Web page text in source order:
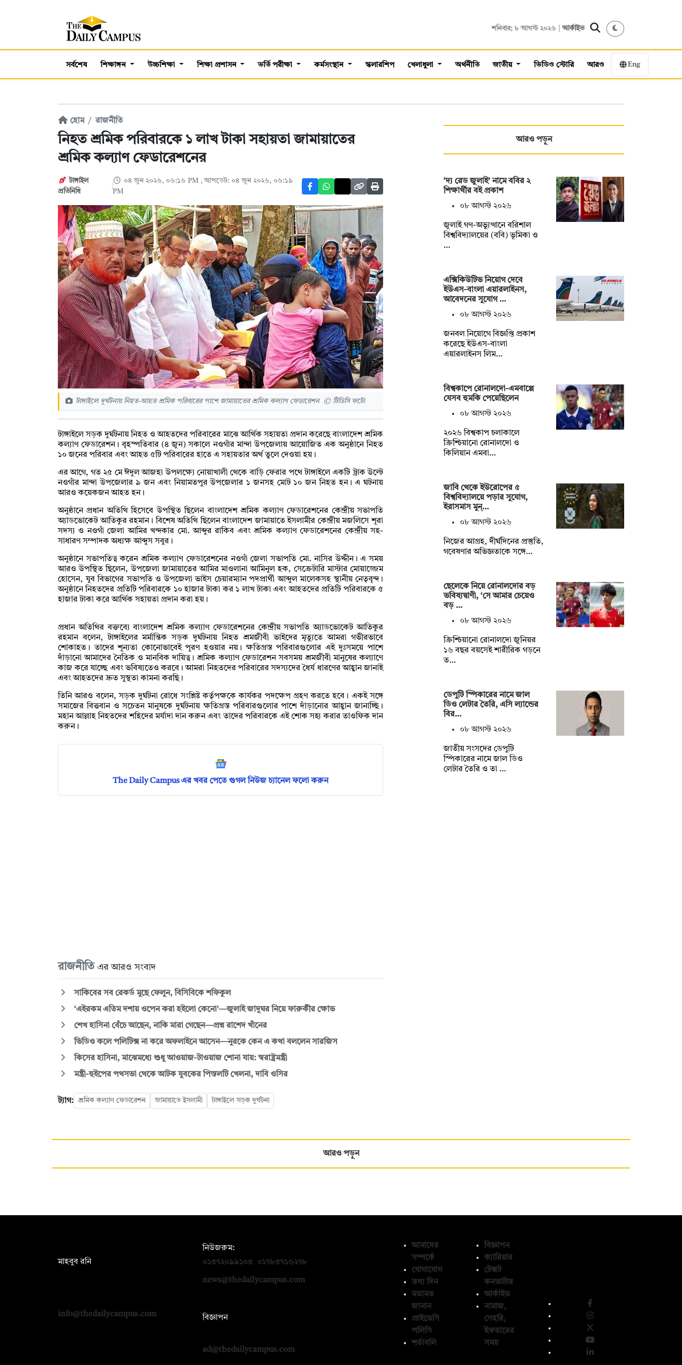
শনিবার; ৮ আগস্ট ২০২৬ |আর্কাইভ
সর্বশেষ শিক্ষাঙ্গন উচ্চশিক্ষা শিক্ষা প্রশাসন ভর্তি পরীক্ষা কর্মসংস্থান স্কলারশিপ খেলাধুলা অর্থনীতি জাতীয় ভিডিও স্টোরি আরও Eng
হোম রাজনীতি
নিহত শ্রমিক পরিবারকে ১ লাখ টাকা সহায়তা জামায়াতের
শ্রমিক কল্যাণ ফেডারেশনের
টাঙ্গাইল
প্রতিনিধি
০৪ জুন ২০২৬, ০৬:১৬ PM , আপডেট: ০৪ জুন ২০২৬, ০৬:১৯
PM
টাঙ্গাইলে দুর্ঘটনায় নিহত-আহত শ্রমিক পরিবারের পাশে জামায়াতের শ্রমিক কল্যাণ ফেডারেশন © টিডিসি ফটো
টাঙ্গাইলে সড়ক দুর্ঘটনায় নিহত ও আহতদের পরিবারের মাঝে আর্থিক সহায়তা প্রদান করেছে বাংলাদেশ শ্রমিক
কল্যাণ ফেডারেশন। বৃহস্পতিবার (৪ জুন) সকালে নওগাঁর মান্দা উপজেলায় আয়োজিত এক অনুষ্ঠানে নিহত
১০ জনের পরিবার এবং আহত ৫টি পরিবারের হাতে এ সহায়তার অর্থ তুলে দেওয়া হয়।
এর আগে, গত ২৫ মে ঈদুল আজহা উপলক্ষ্যে নোয়াখালী থেকে বাড়ি ফেরার পথে টাঙ্গাইলে একটি ট্রাক উল্টে
নওগাঁর মান্দা উপজেলার ৯ জন এবং নিয়ামতপুর উপজেলার ১ জনসহ মোট ১০ জন নিহত হন। এ ঘটনায়
আরও কয়েকজন আহত হন।
অনুষ্ঠানে প্রধান অতিথি হিসেবে উপস্থিত ছিলেন বাংলাদেশ শ্রমিক কল্যাণ ফেডারেশনের কেন্দ্রীয় সভাপতি
অ্যাডভোকেট আতিকুর রহমান। বিশেষ অতিথি ছিলেন বাংলাদেশ জামায়াতে ইসলামীর কেন্দ্রীয় মজলিসে শূরা
সদস্য ও নওগাঁ জেলা আমির খন্দকার মো. আব্দুর রাকিব এবং শ্রমিক কল্যাণ ফেডারেশনের কেন্দ্রীয় সহ-
সাধারণ সম্পাদক অধ্যক্ষ আব্দুস সবুর।
অনুষ্ঠানে সভাপতিত্ব করেন শ্রমিক কল্যাণ ফেডারেশনের নওগাঁ জেলা সভাপতি মো. নাসির উদ্দীন। এ সময়
আরও উপস্থিত ছিলেন, উপজেলা জামায়াতের আমির মাওলানা আমিনুল হক, সেক্রেটারি মাস্টার মোয়াজ্জেম
হোসেন, যুব বিভাগের সভাপতি ও উপজেলা ভাইস চেয়ারম্যান পদপ্রার্থী আব্দুল মালেকসহ স্থানীয় নেতৃবৃন্দ।
অনুষ্ঠানে নিহতদের প্রতিটি পরিবারকে ১০ হাজার টাকা কর ১ লাখ টাকা এবং আহতদের প্রতিটি পরিবারকে ৫
হাজার টাকা করে আর্থিক সহায়তা প্রদান করা হয়।
প্রধান অতিথির বক্তব্যে বাংলাদেশ শ্রমিক কল্যাণ ফেডারেশনের কেন্দ্রীয় সভাপতি অ্যাডভোকেট আতিকুর
রহমান বলেন, টাঙ্গাইলের মর্মান্তিক সড়ক দুর্ঘটনায় নিহত শ্রমজীবী ভাইদের মৃত্যুতে আমরা গভীরভাবে
শোকাহত। তাদের শূন্যতা কোনোভাবেই পূরণ হওয়ার নয়। ক্ষতিগ্রস্ত পরিবারগুলোর এই দুঃসময়ে পাশে
দাঁড়ানো আমাদের নৈতিক ও মানবিক দায়িত্ব। শ্রমিক কল্যাণ ফেডারেশন সবসময় শ্রমজীবী মানুষের কল্যাণে
কাজ করে যাচ্ছে এবং ভবিষ্যতেও করবে। আমরা নিহতদের পরিবারের সদস্যদের ধৈর্য ধারণের আহ্বান জানাই
এবং আহতদের দ্রুত সুস্থতা কামনা করছি।
তিনি আরও বলেন, সড়ক দুর্ঘটনা রোধে সংশ্লিষ্ট কর্তৃপক্ষকে কার্যকর পদক্ষেপ গ্রহণ করতে হবে। একই সঙ্গে
সমাজের বিত্তবান ও সচেতন মানুষকে দুর্ঘটনায় ক্ষতিগ্রস্ত পরিবারগুলোর পাশে দাঁড়ানোর আহ্বান জানাচ্ছি।
মহান আল্লাহ নিহতদের শহিদের মর্যাদা দান করুন এবং তাদের পরিবারকে এই শোক সহ্য করার তাওফিক দান
করুন।
The Daily Campus এর খবর পেতে গুগল নিউজ চ্যানেল ফলো করুন
রাজনীতি এর আরও সংবাদ
সাকিবের সব রেকর্ড মুছে ফেলুন, বিসিবিকে শফিকুল
‘এইরকম এতিম দশায় ওপেন করা হইলো কেনো’—জুলাই জাদুঘর নিয়ে ফারুকীর ক্ষোভ
শেখ হাসিনা বেঁচে আছেন, নাকি মারা গেছেন—প্রশ্ন রাশেদ খাঁনের
ভিডিও কলে পলিটিক্স না করে অফলাইনে আসেন—নুরকে কেন এ কথা বললেন সারজিস
কিসের হাসিনা, মাঝেমধ্যে শুধু আওয়াজ-টাওয়াজ শোনা যায়: স্বরাষ্ট্রমন্ত্রী
মন্ত্রী-হুইপের পথসভা থেকে আটক যুবকের পিস্তলটি খেলনা, দাবি ওসির
ট্যাগ: শ্রমিক কল্যাণ ফেডারেশন জামায়াতে ইসলামী টাঙ্গাইলে সড়ক দুর্ঘটনা
আরও পড়ুন
‘দ্য রেড জুলাই’ নামে ববির ২
শিক্ষার্থীর বই প্রকাশ
০৮ আগস্ট ২০২৬
জুলাই গণ-অভ্যুত্থানে বরিশাল
বিশ্ববিদ্যালয়ের (ববি) ভূমিকা ও
…
এক্সিকিউটিভ নিয়োগ দেবে
ইউএস-বাংলা এয়ারলাইনস,
আবেদনের সুযোগ …
০৮ আগস্ট ২০২৬
জনবল নিয়োগে বিজ্ঞপ্তি প্রকাশ
করেছে ইউএস-বাংলা
এয়ারলাইনস লিম…
বিশ্বকাপে রোনালদো-এমবাপ্পে
যেসব হুমকি পেয়েছিলেন
০৮ আগস্ট ২০২৬
২০২৬ বিশ্বকাপ চলাকালে
ক্রিশ্চিয়ানো রোনালদো ও
কিলিয়ান এমবা…
জাবি থেকে ইউরোপের ৫
বিশ্ববিদ্যালয়ে পড়ার সুযোগ,
ইরাসমাস মুন্…
০৮ আগস্ট ২০২৬
নিজের আগ্রহ, দীর্ঘদিনের প্রস্তুতি,
গবেষণার অভিজ্ঞতাকে সঙ্গে…
ছেলেকে নিয়ে রোনালদোর বড়
ভবিষ্যদ্বাণী, ‘সে আমার চেয়েও
বড় …
০৮ আগস্ট ২০২৬
ক্রিশ্চিয়ানো রোনালদো জুনিয়র
১৬ বছর বয়সেই শারীরিক গড়নে
ত…
ডেপুটি স্পিকারের নামে জাল
ডিও লেটার তৈরি, এসি ল্যান্ডের
বির…
০৮ আগস্ট ২০২৬
জাতীয় সংসদের ডেপুটি
স্পিকারের নামে জাল ডিও
লেটার তৈরি ও তা …
আরও পড়ুন
মাহবুব রনি
info@thedailycampus.com
নিউজরুম:
০১৫৭২০৯৯১০৫
০১৭৮৫৭১৬২৭৮
news@thedailycampus.com
বিজ্ঞাপন
ad@thedailycampus.com
আমাদের
সম্পর্কে
যোগাযোগ
তথ্য দিন
মতামত
জানান
প্রাইভেসি
পলিসি
শর্তাবলি
বিজ্ঞাপন
ক্যারিয়ার
টেক্সট
কনভার্টার
আর্কাইভ
নামাজ,
সেহরি,
ইফতারের
সময়